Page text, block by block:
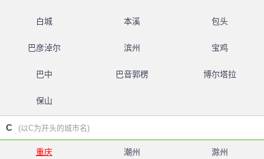
白城 本溪 包头
巴彦淖尔 滨州 宝鸡
巴中 巴音郭楞 博尔塔拉
保山
C (以C为开头的城市名)
重庆 潮州 滁州